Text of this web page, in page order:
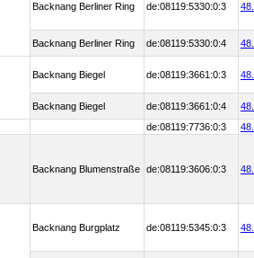
Backnang Berliner Ring de:08119:5330:0:3
Backnang Berliner Ring de:08119:5330:0:4
Backnang Biegel de:08119:3661:0:3
Backnang Biegel de:08119:3661:0:4
de:08119:7736:0:3
Backnang Blumenstraße de:08119:3606:0:3
Backnang Burgplatz de:08119:5345:0:3